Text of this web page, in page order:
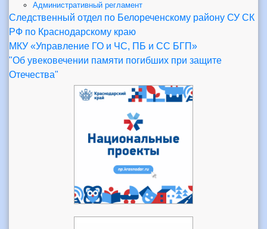
Административный регламент
Следственный отдел по Белореченскому району СУ СК
РФ по Краснодарскому краю
МКУ «Управление ГО и ЧС, ПБ и СС БГП»
"Об увековечении памяти погибших при защите
Отечества"